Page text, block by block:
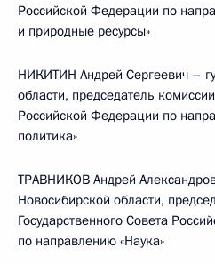
Российской Федерации по
и природные ресурсы»
НИКИТИН Андрей Сергеевич –
области, председатель
Российской Федерации по
политика»
ТРАВНИКОВ Андрей
Новосибирской области,
Государственного Совета
по направлению «Наука»